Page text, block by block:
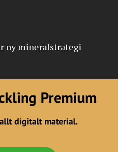
ny mineralstrategi
Premium
digitalt material.